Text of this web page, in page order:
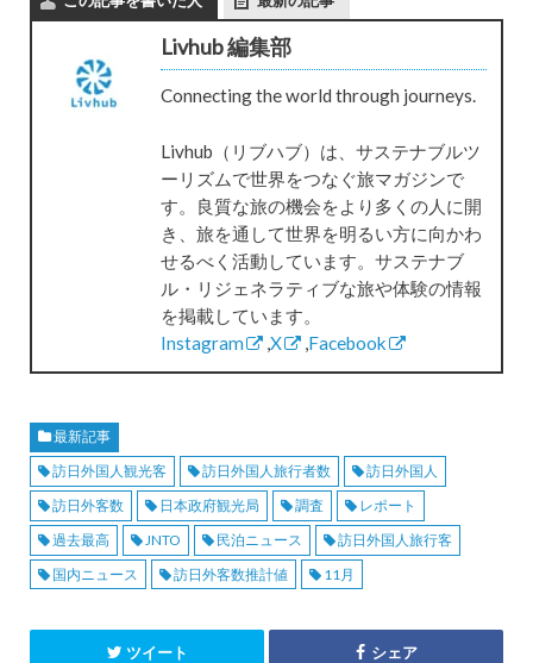
Livhub 編集部
Connecting the world through journeys.
Livhub（リブハブ）は、サステナブルツ
ーリズムで世界をつなぐ旅マガジンで
す。良質な旅の機会をより多くの人に開
き、旅を通して世界を明るい方に向かわ
せるべく活動しています。サステナブ
ル・リジェネラティブな旅や体験の情報
を掲載しています。
Instagram
,X ,Facebook
最新記事
訪日外国人観光客
訪日外国人旅行者数
訪日外国人
訪日外客数
日本政府観光局 調査
レポート
過去最高
JNTO 民泊ニュース
訪日外国人旅行客
国内ニュース
訪日外客数推計値 11月
ツイート シェア